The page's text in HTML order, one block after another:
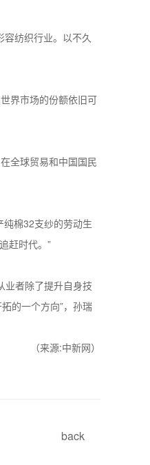
容纺织行业。以不久
界市场的份额依旧可
全球贸易和中国国民
棉32支纱的劳动生
赶时代。”
业者除了提升自身技
的一个方向”，孙瑞
（来源:中新网）
back